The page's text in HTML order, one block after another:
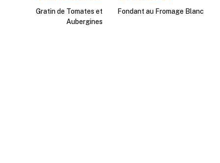
Gratin de Tomates et
Aubergines
Fondant au Fromage Blanc